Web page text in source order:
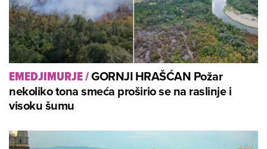
EMEDJIMURJE/GORNJI HRAŠĆAN Požar
nekoliko tona smeća proširio se na raslinje i
visoku šumu